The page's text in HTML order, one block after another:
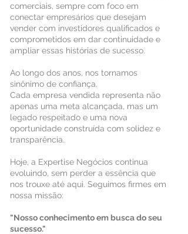
comerciais, sempre com foco em
conectar empresários que desejam
vender com investidores qualificados e
comprometidos em dar continuidade e
ampliar essas histórias de sucesso.
Ao longo dos anos, nos tornamos
sinônimo de confiança.
Cada empresa vendida representa não
apenas uma meta alcançada, mas um
legado respeitado e uma nova
oportunidade construída com solidez e
transparência.
Hoje, a Expertise Negócios continua
evoluindo, sem perder a essência que
nos trouxe até aqui. Seguimos firmes em
nossa missão:
"Nosso conhecimento em busca do seu
sucesso."